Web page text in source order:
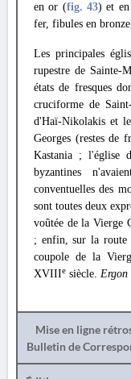
en or (fig. 43) et en
fer, fibules en
Les principales
rupestre de Sainte-
états de fresques
cruciforme de
d'Haï-Nikolakis et
Georges (restes de
Kastania ; l'église
byzantines
conventuelles des
sont toutes deux
voûtée de la Vierge
; enfin, sur la route
coupole de la
XVIIIe siècle. Ergon
Mise en ligne
Bulletin de